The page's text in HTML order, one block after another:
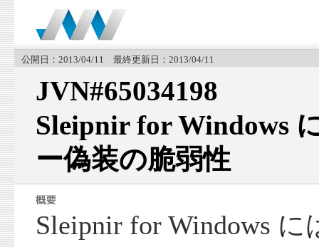
公開日：2013/04/11 最終更新日：2013/04/11
JVN#65034198
Sleipnir for Windows
ー偽装の脆弱性
Sleipnir for Windows